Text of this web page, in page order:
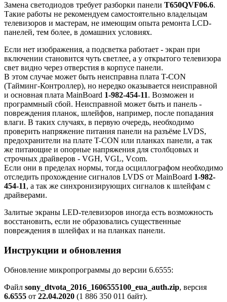
Замена светодиодов требует разборки панели T650QVF06.6.
Такие работы не рекомендуем самостоятельно владельцам
телевизоров и мастерам, не имеющим опыта ремонта LCD-
панелей, тем более, в домашних условиях.
Если нет изображения, а подсветка работает - экран при
включении становится чуть светлее, а у открытого телевизора
свет видно через отверстия в корпусе панели.
В этом случае может быть неисправна плата T-CON
(Тайминг-Контроллер), но нередко оказывается неисправной
и основная плата MainBoard 1-982-454-11. Возможен и
программный сбой. Неисправной может быть и панель -
повреждения планок, шлейфов, например, после попадания
влаги. В таких случаях, в первую очередь, необходимо
проверить напряжение питания панели на разъёме LVDS,
предохранители на плате T-CON или планках панели, а так
же питающие и опорные напряжения для столбцовых и
строчных драйверов - VGH, VGL, Vcom.
Если они в пределах нормы, тогда осциллографом необходимо
отследить прохождение сигналов LVDS от MainBoard 1-982-
454-11, а так же синхронизирующих сигналов к шлейфам с
драйверами.
Залитые экраны LED-телевизоров иногда есть возможность
восстановить, если не образовались существенные
повреждения в шлейфах и на планках панели.
Инструкции и обновления
Обновление микропрограммы до версии 6.6555:
Файл sony_dtvota_2016_1606555100_eua_auth.zip, версия
6.6555 от 22.04.2020 (1 886 350 011 байт).